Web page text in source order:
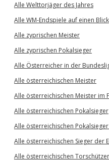
Alle Welttorjäger des Jahres
Alle WM-Endspiele auf einen Blick
Alle zyprischen Meister
Alle zyprischen Pokalsieger
Alle Österreicher in der
Alle österreichischen Meister
Alle österreichischen Meister im
Alle österreichischen Pokalsieger
Alle österreichischen
Alle österreichischen Sieger der
Alle österreichischen